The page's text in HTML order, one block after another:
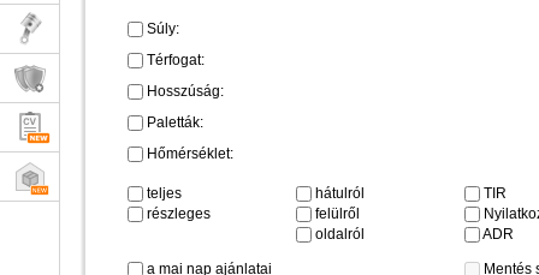
Súly:
Térfogat:
Hosszúság:
Paletták:
Hőmérséklet:
teljes
részleges
hátulról
felülről
oldalról
TIR
ADR
a mai nap ajánlatai
Mentés